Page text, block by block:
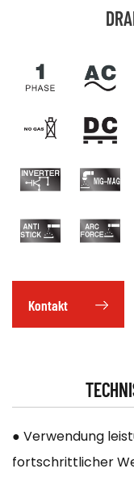
Kontakt
● Verwendung
fortschrittlicher